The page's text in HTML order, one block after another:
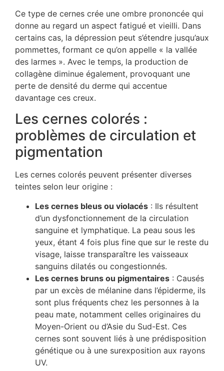
Ce type de cernes crée une ombre prononcée qui
donne au regard un aspect fatigué et vieilli. Dans
certains cas, la dépression peut s’étendre jusqu’aux
pommettes, formant ce qu’on appelle « la vallée
des larmes ». Avec le temps, la production de
collagène diminue également, provoquant une
perte de densité du derme qui accentue
davantage ces creux.
Les cernes colorés :
problèmes de circulation et
pigmentation
Les cernes colorés peuvent présenter diverses
teintes selon leur origine :
Les cernes bleus ou violacés : Ils résultent
d’un dysfonctionnement de la circulation
sanguine et lymphatique. La peau sous les
yeux, étant 4 fois plus fine que sur le reste du
visage, laisse transparaître les vaisseaux
sanguins dilatés ou congestionnés.
Les cernes bruns ou pigmentaires : Causés
par un excès de mélanine dans l’épiderme, ils
sont plus fréquents chez les personnes à la
peau mate, notamment celles originaires du
Moyen-Orient ou d’Asie du Sud-Est. Ces
cernes sont souvent liés à une prédisposition
génétique ou à une surexposition aux rayons
UV.